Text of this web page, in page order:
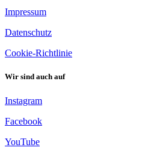
Impressum
Datenschutz
Cookie-Richtlinie
Wir sind auch auf
Instagram
Facebook
YouTube